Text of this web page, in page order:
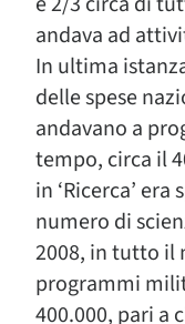
andava ad
In ultima
delle spese
andavano a
tempo, circa il
in ‘Ricerca’ era
numero di
2008, in tutto il
programmi
400.000, pari a